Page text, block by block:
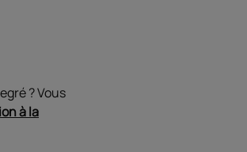
? Vous
à la